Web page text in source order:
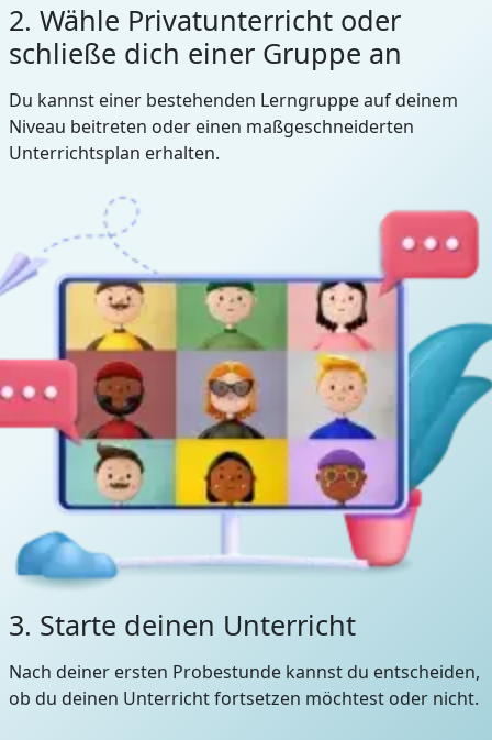
2. Wähle Privatunterricht oder
schließe dich einer Gruppe an
Du kannst einer bestehenden Lerngruppe auf deinem
Niveau beitreten oder einen maßgeschneiderten
Unterrichtsplan erhalten.
3. Starte deinen Unterricht
Nach deiner ersten Probestunde kannst du entscheiden,
ob du deinen Unterricht fortsetzen möchtest oder nicht.